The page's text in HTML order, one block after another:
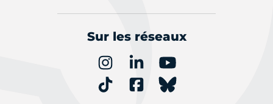
Sur les réseaux